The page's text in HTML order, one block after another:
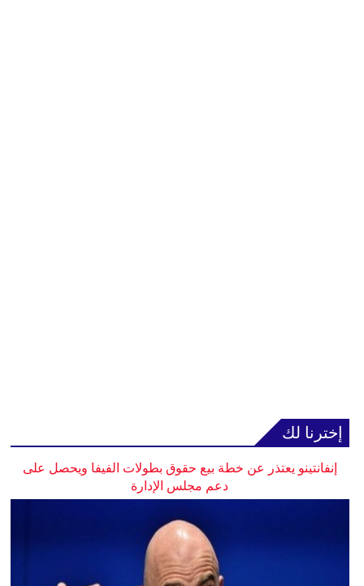
إخترنا لك
إنفانتينو يعتذر عن خطة بيع حقوق بطولات الفيفا ويحصل على
دعم مجلس الإدارة